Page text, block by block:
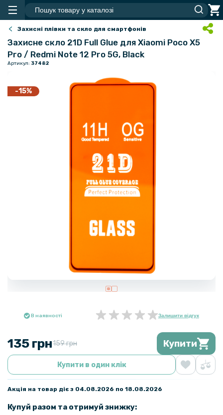
Захисні плівки та скло для смартфонів
Захисне скло 21D Full Glue для Xiaomi Poco X5
Pro / Redmi Note 12 Pro 5G, Black
Артикул: 37482
-15%
В наявності Залишити відгук
135 грн159 грн Купити
Купити в один клік
Акція на товар діє з 04.08.2026 по 18.08.2026
Купуй разом та отримуй знижку: